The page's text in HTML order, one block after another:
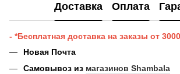
Доставка Оплата
- *Бесплатная доставка на заказы от
Новая Почта
Самовывоз из магазинов Shambala